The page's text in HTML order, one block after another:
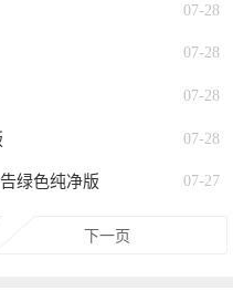
07-28
07-28
07-28
07-28
绿色纯净版 07-27
下一页